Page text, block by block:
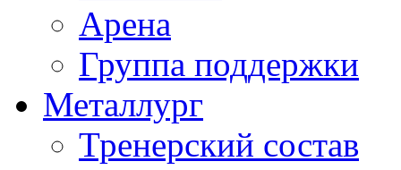
Арена
Группа поддержки
Металлург
Тренерский состав